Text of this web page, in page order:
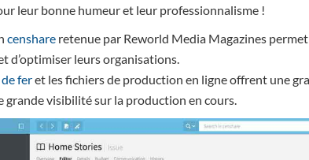
leur bonne humeur et leur professionnalisme !
censhare retenue par Reworld Media Magazines
d’optimiser leurs organisations.
feret les fichiers de production en ligne offrent une
grande visibilité sur la production en cours.